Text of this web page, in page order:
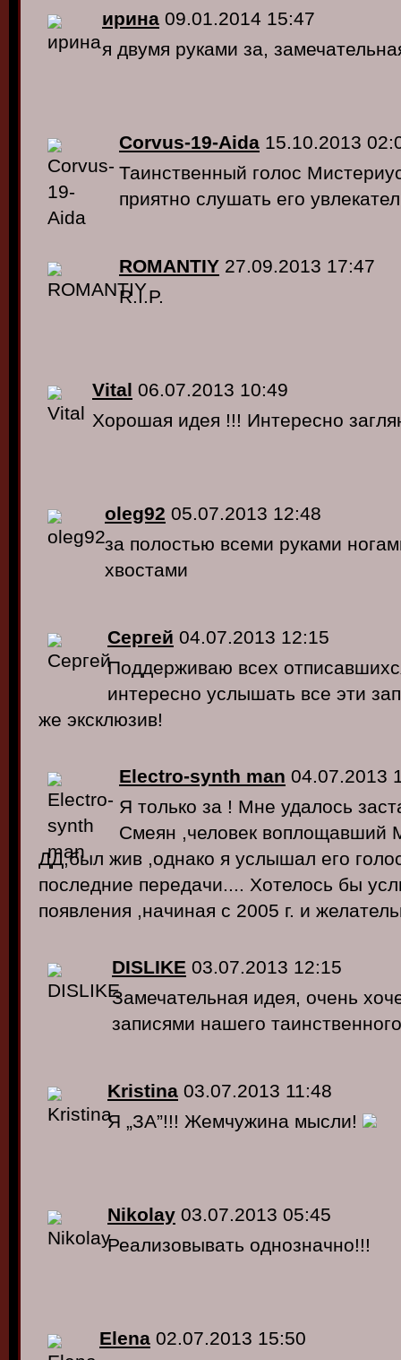
ирина 09.01.2014 15:47
я двумя руками за,
Corvus-19-Aida 15.10.2013
Таинственный голос
приятно слушать его
ROMANTIY 27.09.2013 17:47
R.I.P.
Vital 06.07.2013 10:49
Хорошая идея !!! Интересно
oleg92 05.07.2013 12:48
за полостью всеми руками
хвостами
Сергей 04.07.2013 12:15
Поддерживаю всех
интересно услышать все эти
же эксклюзив!
Electro-synth man 04.07.2013
Я только за ! Мне удалось
Смеян ,человек воплощавший
ДД,был жив ,однако я услышал его
последние передачи.... Хотелось бы
появления ,начиная с 2005 г. и
DISLIKE 03.07.2013 12:15
Замечательная идея, очень
записями нашего
Kristina 03.07.2013 11:48
Я „ЗА”!!! Жемчужина мысли!
Nikolay 03.07.2013 05:45
Реализовывать однозначно!!!
Elena 02.07.2013 15:50